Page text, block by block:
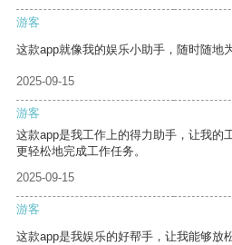
游客
这款app就像我的娱乐小助手，随时随地
2025-09-15
游客
这款app是我工作上的得力助手，让我的
更轻松地完成工作任务。
2025-09-15
游客
这款app是我娱乐的好帮手，让我能够放